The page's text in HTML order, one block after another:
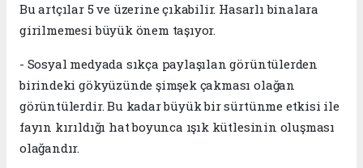
Bu artçılar 5 ve üzerine çıkabilir. Hasarlı binalara
girilmemesi büyük önem taşıyor.
- Sosyal medyada sıkça paylaşılan görüntülerden
birindeki gökyüzünde şimşek çakması olağan
görüntülerdir. Bu kadar büyük bir sürtünme etkisi ile
fayın kırıldığı hat boyunca ışık kütlesinin oluşması
olağandır.